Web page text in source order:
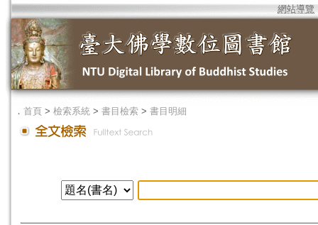
網站導覽
． 首頁 > 檢索系統 > 書目檢索 > 書目明細